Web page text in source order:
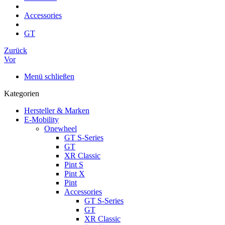
Accessories
GT
Zurück
Vor
Menü schließen
Kategorien
Hersteller & Marken
E-Mobility
Onewheel
GT S-Series
GT
XR Classic
Pint S
Pint X
Pint
Accessories
GT S-Series
GT
XR Classic